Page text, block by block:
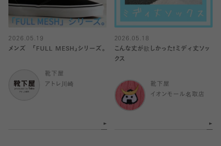
2026.05.19
メンズ 「FULL MESH」シリーズ。
靴下屋
アトレ川崎
2026.05.18
こんな丈が欲しかった❗️ミディ丈ソッ
クス
靴下屋
イオンモール名取店